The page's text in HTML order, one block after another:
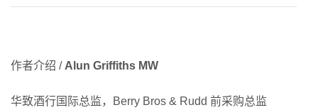
作者介绍 / Alun Griffiths MW
华致酒行国际总监，Berry Bros & Rudd 前采购总监